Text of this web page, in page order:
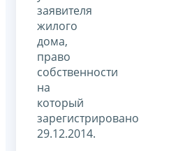
заявителя
жилого
дома,
право
собственности
на
который
зарегистрировано
29.12.2014.